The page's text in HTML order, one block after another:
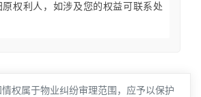
权利人，如涉及您的权益可联系处
情权属于物业纠纷审理范围，应予以保护